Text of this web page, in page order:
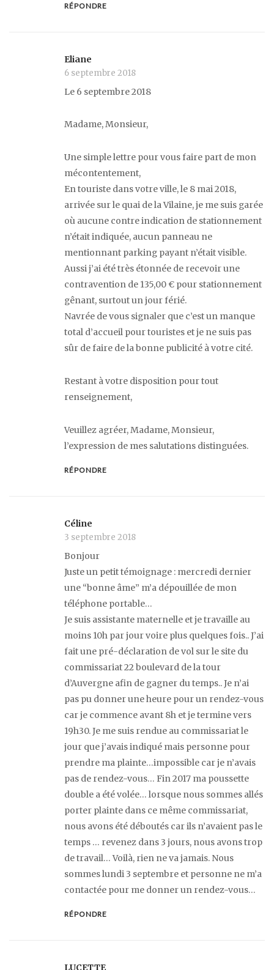
RÉPONDRE
Eliane
6 septembre 2018
Le 6 septembre 2018
Madame, Monsieur,
Une simple lettre pour vous faire part de mon
mécontentement,
En touriste dans votre ville, le 8 mai 2018,
arrivée sur le quai de la Vilaine, je me suis garée
où aucune contre indication de stationnement
n’était indiquée, aucun panneau ne
mentionnant parking payant n’était visible.
Aussi j’ai été très étonnée de recevoir une
contravention de 135,00 € pour stationnement
gênant, surtout un jour férié.
Navrée de vous signaler que c’est un manque
total d’accueil pour touristes et je ne suis pas
sûr de faire de la bonne publicité à votre cité.
Restant à votre disposition pour tout
renseignement,
Veuillez agréer, Madame, Monsieur,
l’expression de mes salutations distinguées.
RÉPONDRE
Céline
3 septembre 2018
Bonjour
Juste un petit témoignage : mercredi dernier
une “bonne âme” m’a dépouillée de mon
téléphone portable…
Je suis assistante maternelle et je travaille au
moins 10h par jour voire plus quelques fois.. J’ai
fait une pré-déclaration de vol sur le site du
commissariat 22 boulevard de la tour
d’Auvergne afin de gagner du temps.. Je n’ai
pas pu donner une heure pour un rendez-vous
car je commence avant 8h et je termine vers
19h30. Je me suis rendue au commissariat le
jour que j’avais indiqué mais personne pour
prendre ma plainte…impossible car je n’avais
pas de rendez-vous… Fin 2017 ma poussette
double a été volée… lorsque nous sommes allés
porter plainte dans ce même commissariat,
nous avons été déboutés car ils n’avaient pas le
temps … revenez dans 3 jours, nous avons trop
de travail… Voilà, rien ne va jamais. Nous
sommes lundi 3 septembre et personne ne m’a
contactée pour me donner un rendez-vous…
RÉPONDRE